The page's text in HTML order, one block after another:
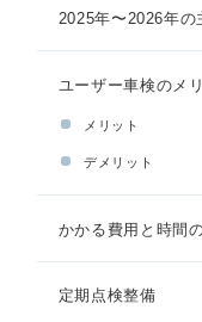
2025年〜2026年の
ユーザー車検のメ
メリット
デメリット
かかる費用と時間
定期点検整備